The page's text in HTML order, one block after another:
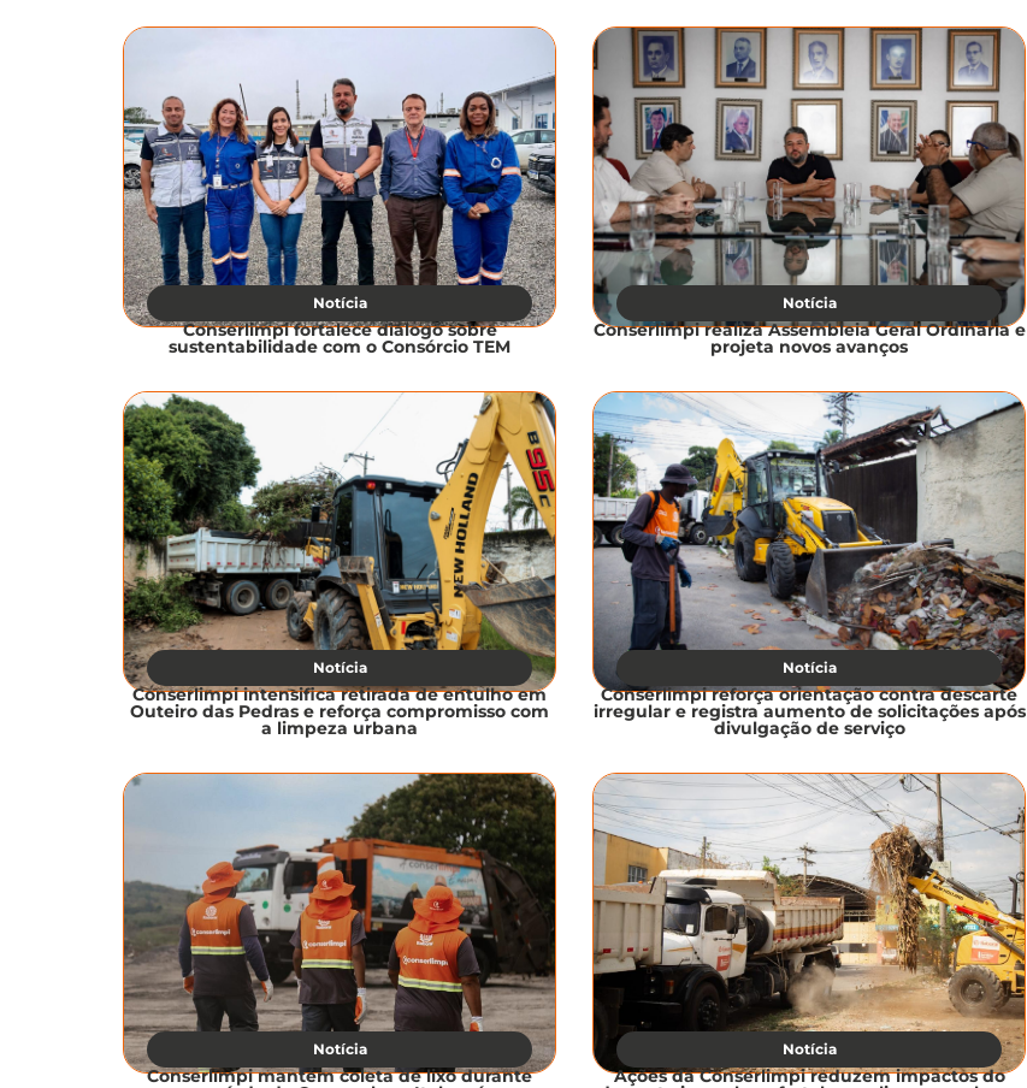
Notícia
Conserlimpi fortalece diálogo sobre
sustentabilidade com o Consórcio TEM
Notícia
Conserlimpi realiza Assembleia Geral Ordinária e
projeta novos avanços
Notícia
Conserlimpi intensifica retirada de entulho em
Outeiro das Pedras e reforça compromisso com
a limpeza urbana
Notícia
Conserlimpi reforça orientação contra descarte
irregular e registra aumento de solicitações após
divulgação de serviço
Notícia
Conserlimpi mantém coleta de lixo durante
Notícia
Ações da Conserlimpi reduzem impactos do